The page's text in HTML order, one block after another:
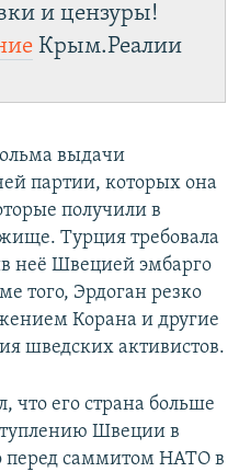
и цензуры!
Крым.Реалии
выдачи
партии, которых она
получили в
Турция требовала
неё Швецией эмбарго
того, Эрдоган резко
Корана и другие
шведских активистов.
что его страна больше
Швеции в
перед саммитом НАТО в